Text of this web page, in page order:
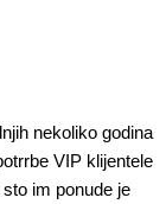
nekoliko godina
VIP klijentele
im ponude je